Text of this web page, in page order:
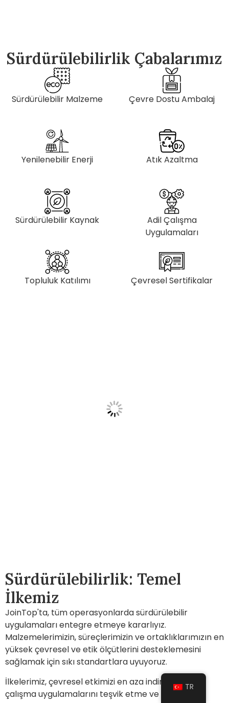
Sürdürülebilirlik Çabalarımız
Sürdürülebilir Malzeme Çevre Dostu Ambalaj
Yenilenebilir Enerji Atık Azaltma
Sürdürülebilir Kaynak
Adil Çalışma
Uygulamaları
Topluluk Katılımı Çevresel Sertifikalar
Sürdürülebilirlik: Temel
İlkemiz
JoinTop'ta, tüm operasyonlarda sürdürülebilir
uygulamaları entegre etmeye kararlıyız.
Malzemelerimizin, süreçlerimizin ve ortaklıklarımızın en
yüksek çevresel ve etik ölçütlerini desteklemesini
sağlamak için sıkı standartlara uyuyoruz.
İlkelerimiz, çevresel etkimizi en aza indirme, adil
çalışma uygulamalarını teşvik etme ve toplum
TR